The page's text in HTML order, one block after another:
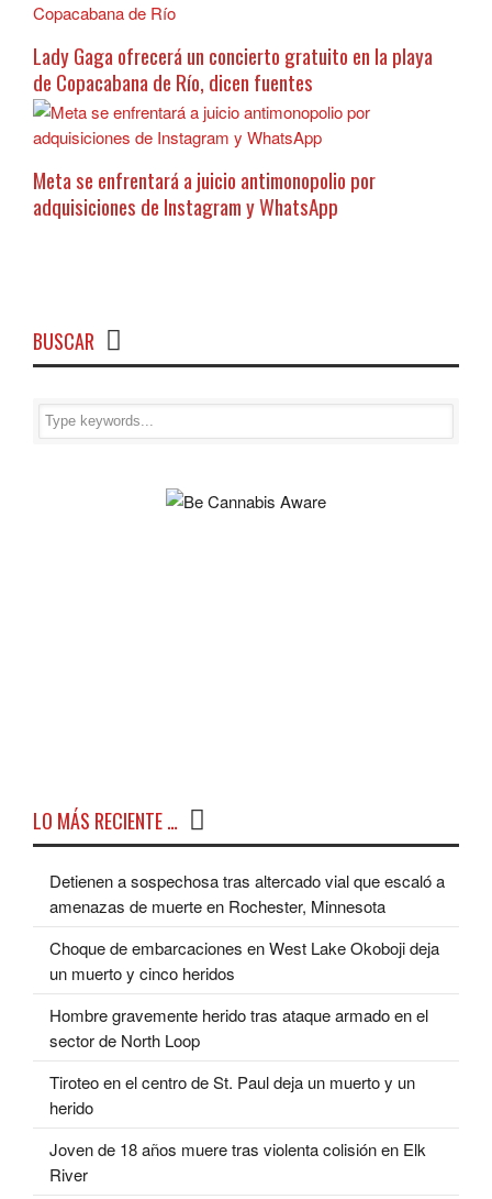
Lady Gaga ofrecerá un concierto gratuito en la playa
de Copacabana de Río, dicen fuentes
Meta se enfrentará a juicio antimonopolio por
adquisiciones de Instagram y WhatsApp
BUSCAR
LO MÁS RECIENTE …
Detienen a sospechosa tras altercado vial que escaló a
amenazas de muerte en Rochester, Minnesota
Choque de embarcaciones en West Lake Okoboji deja
un muerto y cinco heridos
Hombre gravemente herido tras ataque armado en el
sector de North Loop
Tiroteo en el centro de St. Paul deja un muerto y un
herido
Joven de 18 años muere tras violenta colisión en Elk
River